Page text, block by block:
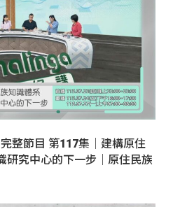
整節目 第117集｜建構原住
究中心的下一步｜原住民族